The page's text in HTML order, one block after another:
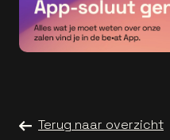
Terug naar overzicht